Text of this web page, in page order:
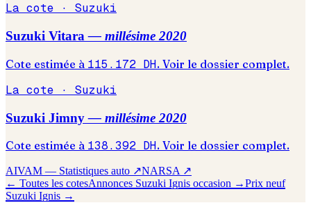
La cote · Suzuki
Suzuki Vitara — millésime 2020
Cote estimée à 115.172 DH. Voir le dossier complet.
La cote · Suzuki
Suzuki Jimny — millésime 2020
Cote estimée à 138.392 DH. Voir le dossier complet.
AIVAM — Statistiques auto ↗NARSA ↗
← Toutes les cotesAnnonces Suzuki Ignis occasion →Prix neuf
Suzuki Ignis →